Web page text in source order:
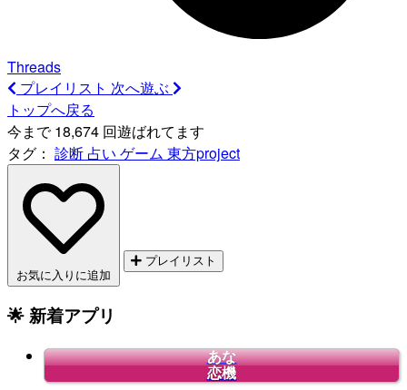
Threads
プレイリスト 次へ遊ぶ
トップへ戻る
今まで 18,674 回遊ばれてます
タグ： 診断 占い ゲーム 東方project
お気に入りに追加
プレイリスト
🌟 新着アプリ
あな
恋機